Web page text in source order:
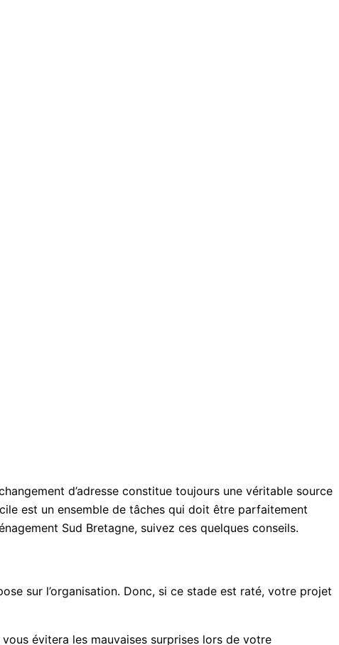
d’adresse constitue toujours une véritable source
est un ensemble de tâches qui doit être parfaitement
Sud Bretagne, suivez ces quelques conseils.
sur l’organisation. Donc, si ce stade est raté, votre projet
évitera les mauvaises surprises lors de votre